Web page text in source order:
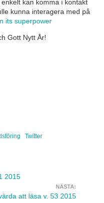
kan komma i kontakt
kunna interagera med på
its superpower
Gott Nytt År!
Twitter
2015
NÄSTA:
att läsa v. 53 2015